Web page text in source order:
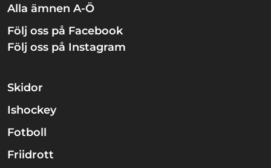
Alla ämnen A-Ö
Följ oss på Facebook
Följ oss på Instagram
Skidor
Ishockey
Fotboll
Friidrott